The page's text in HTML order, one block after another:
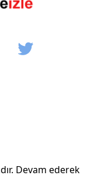
Devam ederek